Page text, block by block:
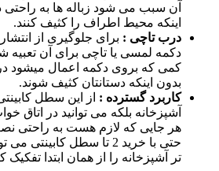
آن سبب می شود زباله ها به راحتی
اینکه محیط اطراف را کثیف کنند.
درب تاچی : برای جلوگیری از
دکمه لمسی یا تاچی برای آن تعبیه
کمی که بروی دکمه اعمال
بدون اینکه دستانتان کثیف شوند.
کاربرد گسترده : از این سطل
آشپزخانه بلکه می توانید در اتاق
هر جایی که لازم هست به راحتی
حتی با خرید 2 تا سطل
تر آشپزخانه را از همان ابتدا تفکیک